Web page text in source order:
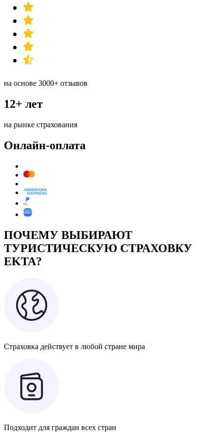
на основе 3000+ отзывов
12+ лет
на рынке страхования
Онлайн-оплата
ПОЧЕМУ ВЫБИРАЮТ
ТУРИСТИЧЕСКУЮ СТРАХОВКУ
EKTA?
Страховка действует в любой стране мира
Подходит для граждан всех стран